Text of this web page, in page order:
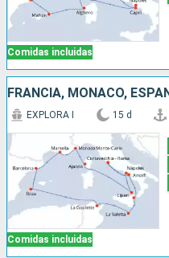
Comidas incluidas
Comidas incluidas
EXPLORA I 15 d